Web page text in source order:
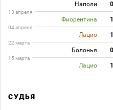
Наполи
13 апреля
Фиорентина
04 апреля
Лацио
22 марта
Болонья
15 марта
Лацио
СУДЬЯ